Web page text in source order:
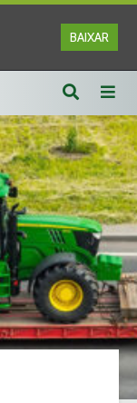
BAIXAR